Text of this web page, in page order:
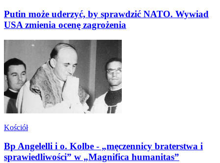
Putin może uderzyć, by sprawdzić NATO. Wywiad
USA zmienia ocenę zagrożenia
Kościół
Bp Angelelli i o. Kolbe - „męczennicy braterstwa i
sprawiedliwości” w „Magnifica humanitas”